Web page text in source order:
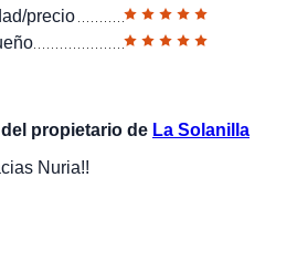
precio
propietario de La Solanilla
Nuria!!